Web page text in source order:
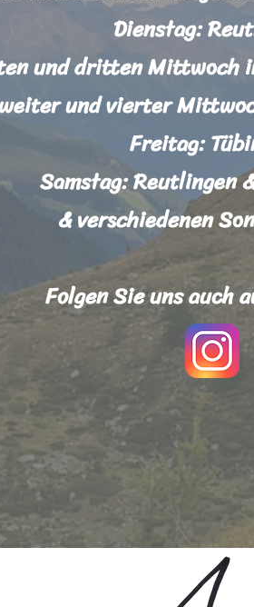
Dienstag:
und dritten Mittwoch
und vierter
Freitag:
Samstag: Reutlingen
& verschiedenen
Folgen Sie uns auch